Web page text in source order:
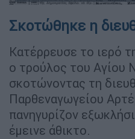
Σκοτώθηκε η
Κατέρρευσε το ιερό
ο τρούλος του Αγίου
σκοτώνοντας τη
Παρθεναγωγείου
πανηγυρίζον
έμεινε άθικτο.